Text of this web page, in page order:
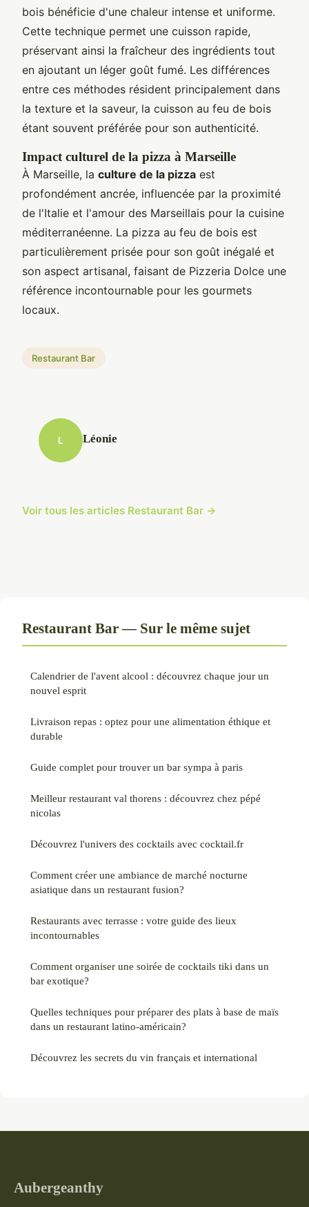
bois bénéficie d'une chaleur intense et uniforme.
Cette technique permet une cuisson rapide,
préservant ainsi la fraîcheur des ingrédients tout
en ajoutant un léger goût fumé. Les différences
entre ces méthodes résident principalement dans
la texture et la saveur, la cuisson au feu de bois
étant souvent préférée pour son authenticité.
Impact culturel de la pizza à Marseille
À Marseille, la culture de la pizza est
profondément ancrée, influencée par la proximité
de l'Italie et l'amour des Marseillais pour la cuisine
méditerranéenne. La pizza au feu de bois est
particulièrement prisée pour son goût inégalé et
son aspect artisanal, faisant de Pizzeria Dolce une
référence incontournable pour les gourmets
locaux.
Restaurant Bar
L Léonie
Voir tous les articles Restaurant Bar →
Restaurant Bar — Sur le même sujet
Calendrier de l'avent alcool : découvrez chaque jour un
nouvel esprit
Livraison repas : optez pour une alimentation éthique et
durable
Guide complet pour trouver un bar sympa à paris
Meilleur restaurant val thorens : découvrez chez pépé
nicolas
Découvrez l'univers des cocktails avec cocktail.fr
Comment créer une ambiance de marché nocturne
asiatique dans un restaurant fusion?
Restaurants avec terrasse : votre guide des lieux
incontournables
Comment organiser une soirée de cocktails tiki dans un
bar exotique?
Quelles techniques pour préparer des plats à base de maïs
dans un restaurant latino-américain?
Découvrez les secrets du vin français et international
Aubergeanthy